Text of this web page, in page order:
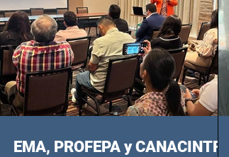
EMA, PROFEPA y CANACINTRA